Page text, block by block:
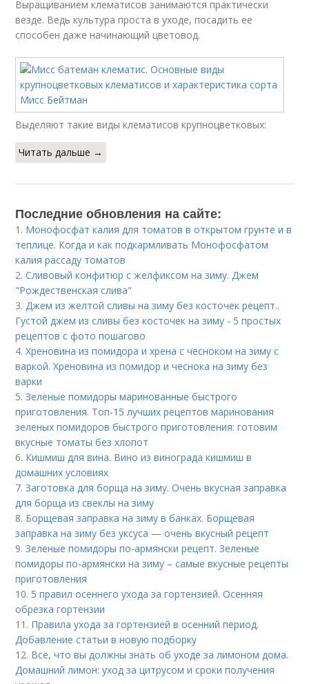
Выращиванием клематисов занимаются практически
везде. Ведь культура проста в уходе, посадить ее
способен даже начинающий цветовод.
Выделяют такие виды клематисов крупноцветковых:
Читать дальше →
Последние обновления на сайте:
1. Монофосфат калия для томатов в открытом грунте и в
теплице. Когда и как подкармливать Монофосфатом
калия рассаду томатов
2.Сливовый конфитюр с желфиксом на зиму. Джем
"Рождественская слива"
3.Джем из желтой сливы на зиму без косточек рецепт..
Густой джем из сливы без косточек на зиму - 5 простых
рецептов с фото пошагово
4.Хреновина из помидора и хрена с чесноком на зиму с
варкой. Хреновина из помидор и чеснока на зиму без
варки
5.Зеленые помидоры маринованные быстрого
приготовления. Топ-15 лучших рецептов маринования
зеленых помидоров быстрого приготовления: готовим
вкусные томаты без хлопот
6. Кишмиш для вина. Вино из винограда кишмиш в
домашних условиях
7.Заготовка для борща на зиму. Очень вкусная заправка
для борща из свеклы на зиму
8. Борщевая заправка на зиму в банках. Борщевая
заправка на зиму без уксуса — очень вкусный рецепт
9.Зеленые помидоры по-армянски рецепт. Зеленые
помидоры по-армянски на зиму – самые вкусные рецепты
приготовления
10. 5 правил осеннего ухода за гортензией. Осенняя
обрезка гортензии
11. Правила ухода за гортензией в осенний период.
Добавление статьи в новую подборку
12. Всё, что вы должны знать об уходе за лимоном дома.
Домашний лимон: уход за цитрусом и сроки получения